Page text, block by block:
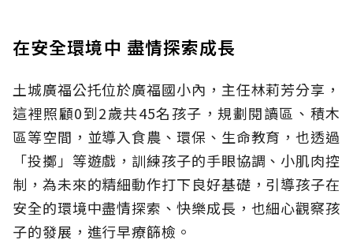
在安全環境中 盡情探索成長
土城廣福公托位於廣福國小內，主任林莉芳分享，
這裡照顧0到2歲共45名孩子，規劃閱讀區、積木
區等空間，並導入食農、環保、生命教育，也透過
「投擲」等遊戲，訓練孩子的手眼協調、小肌肉控
制，為未來的精細動作打下良好基礎，引導孩子在
安全的環境中盡情探索、快樂成長，也細心觀察孩
子的發展，進行早療篩檢。